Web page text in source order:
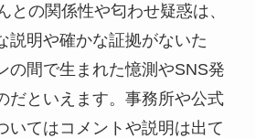
との関係性や匂わせ疑惑は、
説明や確かな証拠がないた
の間で生まれた憶測やSNS発
だといえます。事務所や公式
いてはコメントや説明は出て